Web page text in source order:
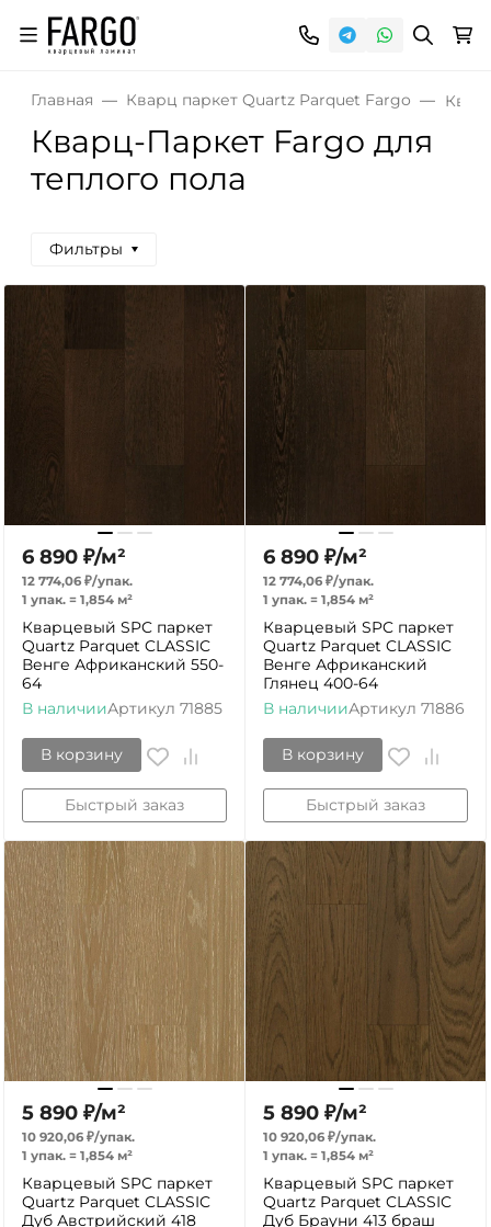
Главная Кварц паркет Quartz Parquet Fargo
Кварц-Паркет Fargo для
теплого пола
Фильтры
6 890 ₽/м²
12 774,06 ₽/упак.
1 упак. = 1,854 м²
Кварцевый SPC паркет
Quartz Parquet CLASSIC
Венге Африканский 550-
64
В наличииАртикул 71885
В корзину
Быстрый заказ
6 890 ₽/м²
12 774,06 ₽/упак.
1 упак. = 1,854 м²
Кварцевый SPC паркет
Quartz Parquet CLASSIC
Венге Африканский
Глянец 400-64
В наличииАртикул 71886
В корзину
Быстрый заказ
5 890 ₽/м²
10 920,06 ₽/упак.
1 упак. = 1,854 м²
Кварцевый SPC паркет
Quartz Parquet CLASSIC
Дуб Австрийский 418
5 890 ₽/м²
10 920,06 ₽/упак.
1 упак. = 1,854 м²
Кварцевый SPC паркет
Quartz Parquet CLASSIC
Дуб Брауни 413 браш